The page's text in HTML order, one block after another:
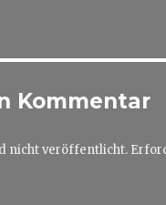
Kommentar
nicht veröffentlicht.